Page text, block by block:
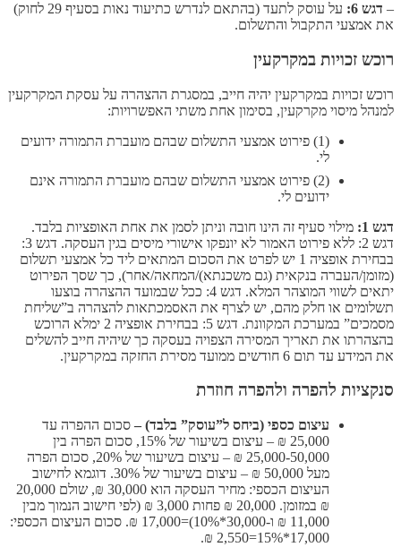
– דגש 6:
על עוסק לתעד (בהתאם לנדרש כתיעוד נאות בסעיף 29 לחוק)
את אמצעי התקבול והתשלום.
רוכש זכויות במקרקעין
רוכש זכויות במקרקעין יהיה חייב, במסגרת ההצהרה על עסקת המקרקעין
למנהל מיסוי מקרקעין, בסימון אחת משתי האפשרויות:
(1) פירוט אמצעי התשלום שבהם מועברת התמורה ידועים
לי.
(2) פירוט אמצעי התשלום שבהם מועברת התמורה אינם
ידועים לי.
דגש 1:
מילוי סעיף זה הינו חובה וניתן לסמן את אחת האופציות בלבד.
דגש 2: ללא פירוט האמור לא יונפקו אישורי מיסים בגין העסקה. דגש 3:
בבחירת אופציה 1 יש לפרט את הסכום המתאים ליד כל אמצעי תשלום
(מזומן/העברה בנקאית (גם משכנתא)/המחאה/אחר), כך שסך הפירוט
יתאים לשווי המוצהר המלא. דגש 4: ככל שבמועד ההצהרה בוצעו
תשלומים או חלק מהם, יש לצרף את האסמכתאות להצהרה ב”שליחת
מסמכים” במערכת המקוונת. דגש 5: בבחירת אופציה 2 ימלא הרוכש
בהצהרתו את תאריך המסירה הצפויה בעסקה כך שיהיה חייב להשלים
את המידע עד תום 6 חודשים ממועד מסירת החזקה במקרקעין.
סנקציות להפרה ולהפרה חוזרת
עיצום כספי (ביחס ל”עוסק” בלבד) – סכום ההפרה עד
25,000 ₪ – עיצום בשיעור של 15%, סכום הפרה בין
25,000-50,000 ₪ – עיצום בשיעור של 20%, סכום הפרה
מעל 50,000 ₪ – עיצום בשיעור של 30%. דוגמא לחישוב
העיצום הכספי: מחיר העסקה הוא 30,000 ₪, שולם 20,000
₪ במזומן. 20,000 ₪ פחות 3,000 ₪ (לפי חישוב הנמוך מבין
11,000 ₪ ו-30,000*10%)=17,000 ₪. סכום העיצום הכספי:
17,000*15%=2,550 ₪.